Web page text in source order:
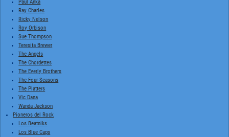
Paul Anka
Ray Charles
Ricky Nelson
Roy Orbison
Sue Thompson
Teresita Brewer
The Angels
The Chordettes
The Everly Brothers
The Four Seasons
The Platters
Vic Dana
Wanda Jackson
Pioneros del Rock
Los Beatniks
Los Blue Caps